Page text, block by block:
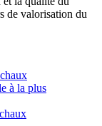
de valorisation du
à la plus